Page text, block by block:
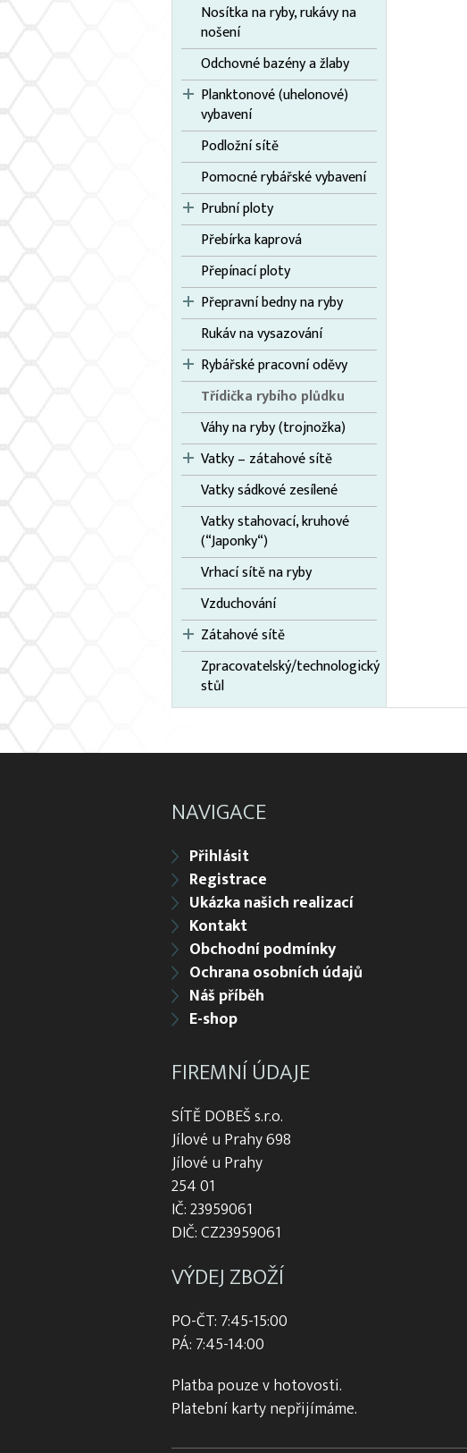
Nosítka na ryby, rukávy na
nošení
Odchovné bazény a žlaby
Planktonové (uhelonové)
vybavení
Podložní sítě
Pomocné rybářské vybavení
Prubní ploty
Přebírka kaprová
Přepínací ploty
Přepravní bedny na ryby
Rukáv na vysazování
Rybářské pracovní oděvy
Třídička rybího plůdku
Váhy na ryby (trojnožka)
Vatky – zátahové sítě
Vatky sádkové zesílené
Vatky stahovací, kruhové
(“Japonky“)
Vrhací sítě na ryby
Vzduchování
Zátahové sítě
Zpracovatelský/technologický
stůl
NAVIGACE
Přihlásit
Registrace
Ukázka našich realizací
Kontakt
Obchodní podmínky
Ochrana osobních údajů
Náš příběh
E-shop
FIREMNÍ ÚDAJE
SÍTĚ DOBEŠ s.r.o.
Jílové u Prahy 698
Jílové u Prahy
254 01
IČ: 23959061
DIČ: CZ23959061
VÝDEJ ZBOŽÍ
PO-ČT: 7:45-15:00
PÁ: 7:45-14:00
Platba pouze v hotovosti.
Platební karty nepřijímáme.